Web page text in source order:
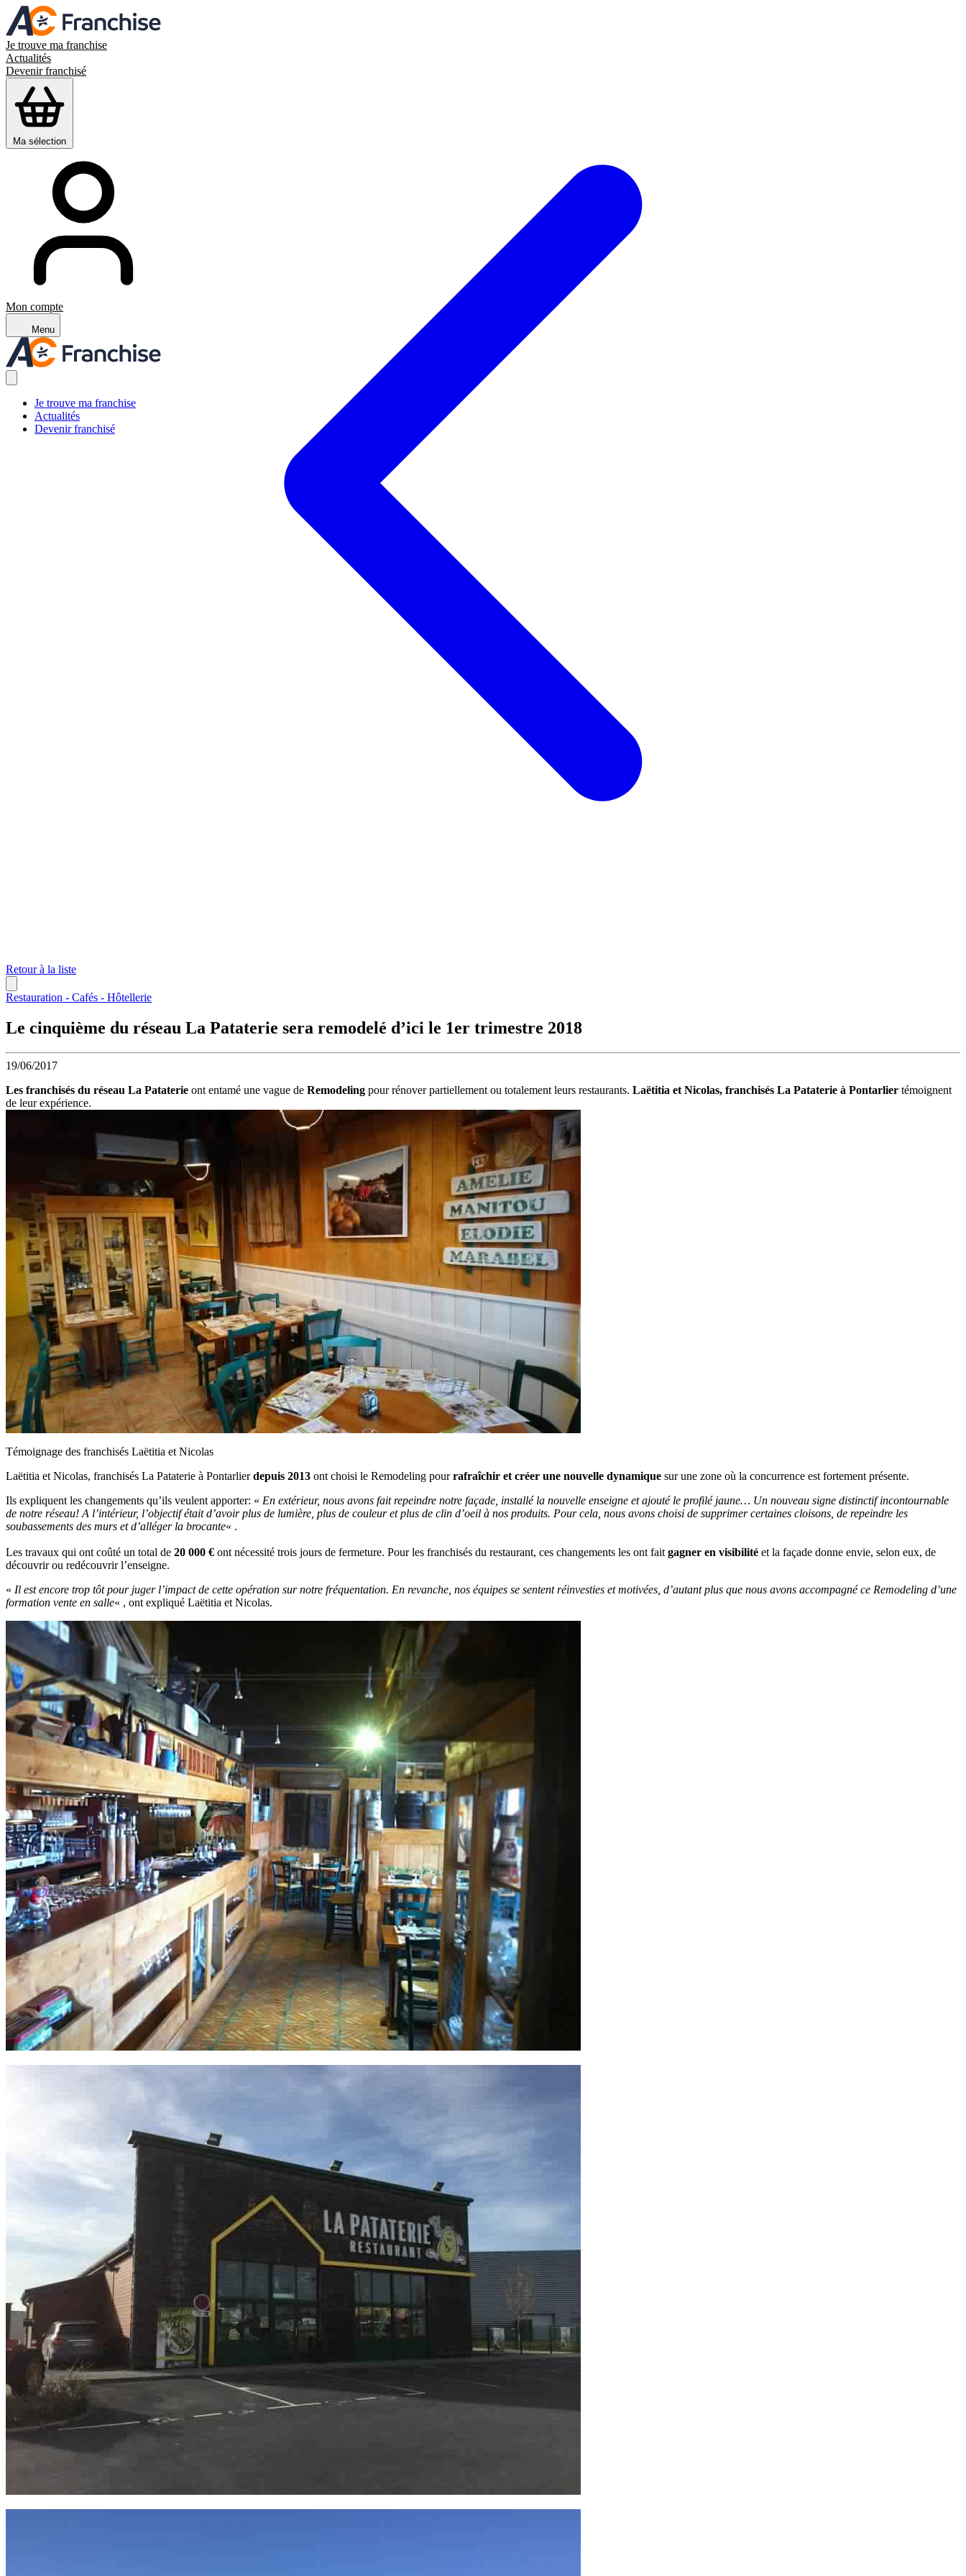
Je trouve ma franchise
Actualités
Devenir franchisé
Ma sélection
Mon compte
Menu
Je trouve ma franchise
Actualités
Devenir franchisé
Retour à la liste
Restauration - Cafés - Hôtellerie
Le cinquième du réseau La Pataterie sera remodelé d’ici le 1er trimestre 2018
19/06/2017
Les franchisés du réseau La Pataterie ont entamé une vague de Remodeling pour rénover partiellement ou totalement leurs restaurants. Laëtitia et Nicolas, franchisés La Pataterie à Pontarlier témoignent
de leur expérience.
Témoignage des franchisés Laëtitia et Nicolas
Laëtitia et Nicolas, franchisés La Pataterie à Pontarlierdepuis 2013 ont choisi le Remodeling pourrafraîchir et créer une nouvelle dynamique sur une zone où la concurrence est fortement présente.
Ils expliquent les changements qu’ils veulent apporter: « En extérieur, nous avons fait repeindre notre façade, installé la nouvelle enseigne et ajouté le profilé jaune… Un nouveau signe distinctif incontournable
de notre réseau! A l’intérieur, l’objectif était d’avoir plus de lumière, plus de couleur et plus de clin d’oeil à nos produits. Pour cela, nous avons choisi de supprimer certaines cloisons, de repeindre les
soubassements des murs et d’alléger la brocante« .
Les travaux qui ont coûté un total de 20 000 € ont nécessité trois jours de fermeture. Pour les franchisés du restaurant, ces changements les ont fait gagner en visibilité et la façade donne envie, selon eux, de
découvrir ou redécouvrir l’enseigne.
« Il est encore trop tôt pour juger l’impact de cette opération sur notre fréquentation. En revanche, nos équipes se sentent réinvesties et motivées, d’autant plus que nous avons accompagné ce Remodeling d’une
formation vente en salle« , ont expliqué Laëtitia et Nicolas.